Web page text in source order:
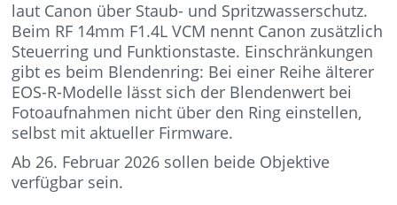
laut Canon über Staub- und Spritzwasserschutz.
Beim RF 14mm F1.4L VCM nennt Canon zusätzlich
Steuerring und Funktionstaste. Einschränkungen
gibt es beim Blendenring: Bei einer Reihe älterer
EOS-R-Modelle lässt sich der Blendenwert bei
Fotoaufnahmen nicht über den Ring einstellen,
selbst mit aktueller Firmware.
Ab 26. Februar 2026 sollen beide Objektive
verfügbar sein.